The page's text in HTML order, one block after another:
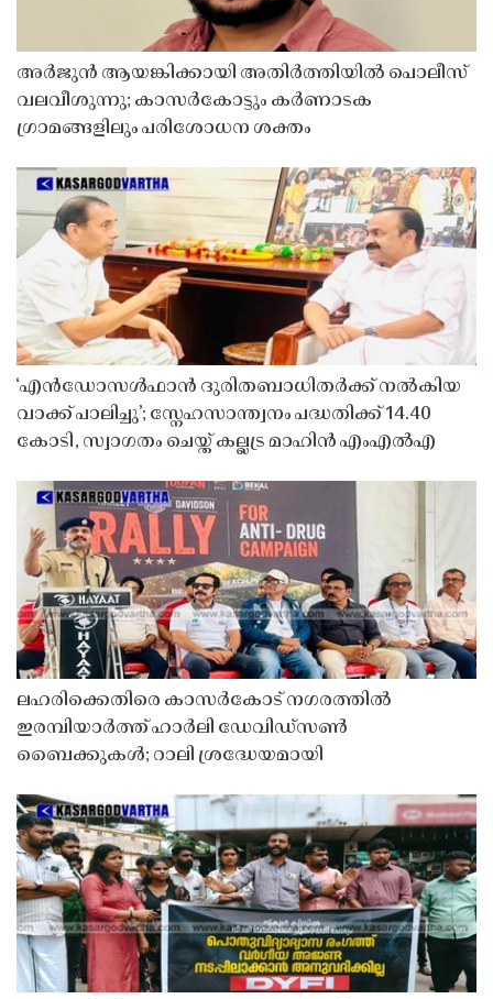
അർജുൻ ആയങ്കിക്കായി അതിർത്തിയിൽ പൊലീസ്
വലവീശുന്നു; കാസർകോട്ടും കർണാടക
ഗ്രാമങ്ങളിലും പരിശോധന ശക്തം
‘എൻഡോസൾഫാൻ ദുരിതബാധിതർക്ക് നൽകിയ
വാക്ക് പാലിച്ചു’; സ്നേഹസാന്ത്വനം പദ്ധതിക്ക് 14.40
കോടി, സ്വാഗതം ചെയ്ത് കല്ലട്ര മാഹിൻ എംഎൽഎ
ലഹരിക്കെതിരെ കാസർകോട് നഗരത്തിൽ
ഇരമ്പിയാർത്ത് ഹാർലി ഡേവിഡ്‌സൺ
ബൈക്കുകൾ; റാലി ശ്രദ്ധേയമായി